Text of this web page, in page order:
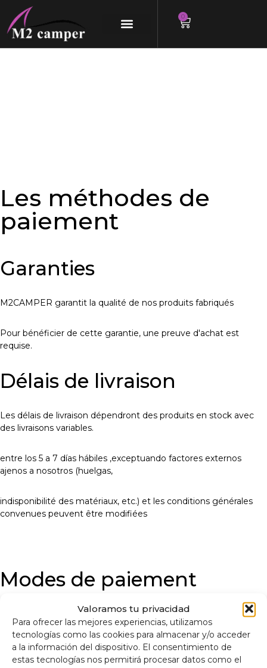
Valoramos tu privacidad
Para ofrecer las mejores experiencias, utilizamos
tecnologías como las cookies para almacenar y/o acceder
a la información del dispositivo. El consentimiento de
estas tecnologías nos permitirá procesar datos como el
Aller
0
Les méthodes de
paiement
Garanties
M2CAMPER garantit la qualité de nos produits fabriqués
Pour bénéficier de cette garantie, une preuve d'achat est
requise.
Délais de livraison
Les délais de livraison dépendront des produits en stock avec
des livraisons variables.
entre los 5 a 7 días hábiles ,exceptuando factores externos
ajenos a nosotros (huelgas,
indisponibilité des matériaux, etc.) et les conditions générales
convenues peuvent être modifiées
Modes de paiement
Carte de crédit et de débit
Virement bancaire